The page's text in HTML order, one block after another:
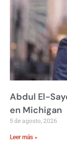
Abdul El-
en Michigan
5 de agosto, 2026
Leer más »